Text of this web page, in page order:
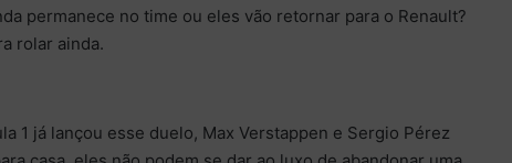
permanece no time ou eles vão retornar para o Renault?
rolar ainda.
1 já lançou esse duelo, Max Verstappen e Sergio Pérez